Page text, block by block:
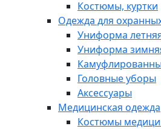
Костюмы, куртки
Одежда для
Униформа
Униформа
Головные уборы
Аксессуары
Медицинская одежда
Костюмы